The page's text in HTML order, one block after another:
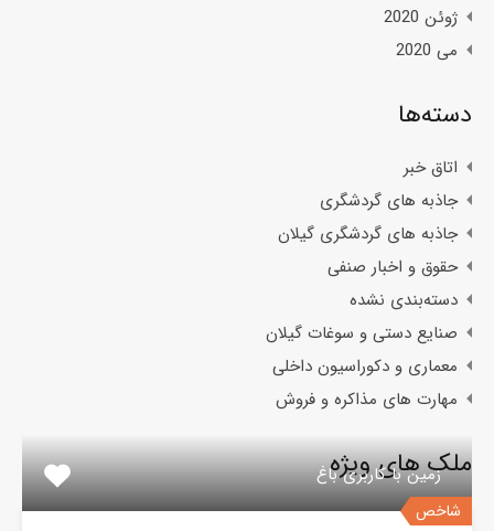
ژوئن 2020
می 2020
دسته‌ها
اتاق خبر
جاذبه های گردشگری
جاذبه های گردشگری گیلان
حقوق و اخبار صنفی
دسته‌بندی نشده
صنایع دستی و سوغات گیلان
معماری و دکوراسیون داخلی
مهارت های مذاکره و فروش
ملک های ویژه
شاخص
زمین با کاربری باغ